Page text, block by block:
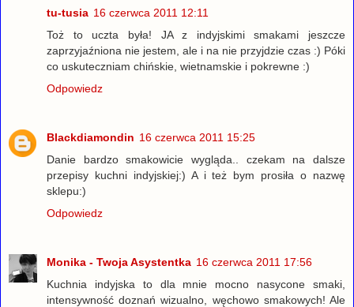
tu-tusia 16 czerwca 2011 12:11
Toż to uczta była! JA z indyjskimi smakami jeszcze
zaprzyjaźniona nie jestem, ale i na nie przyjdzie czas :) Póki
co uskuteczniam chińskie, wietnamskie i pokrewne :)
Odpowiedz
Blackdiamondin 16 czerwca 2011 15:25
Danie bardzo smakowicie wygląda.. czekam na dalsze
przepisy kuchni indyjskiej:) A i też bym prosiła o nazwę
sklepu:)
Odpowiedz
Monika - Twoja Asystentka 16 czerwca 2011 17:56
Kuchnia indyjska to dla mnie mocno nasycone smaki,
intensywność doznań wizualno, węchowo smakowych! Ale